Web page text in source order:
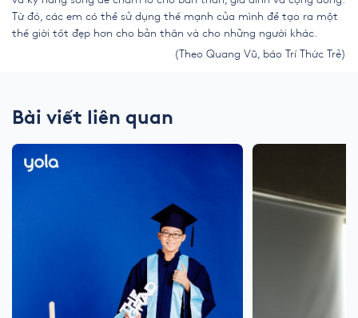
Từ đó, các em có thể sử dụng thế mạnh của mình để tạo ra một
thế giới tốt đẹp hơn cho bản thân và cho những người khác.
(Theo Quang Vũ, báo Trí Thức Trẻ)
Bài viết liên quan